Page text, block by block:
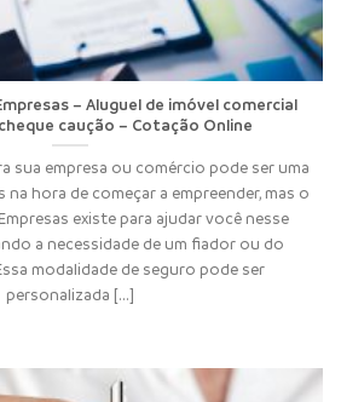
– Aluguel de imóvel comercial
caução – Cotação Online
sua empresa ou comércio pode ser uma
na hora de começar a empreender, mas o
existe para ajudar você nesse
a necessidade de um fiador ou do
modalidade de seguro pode ser
personalizada [...]